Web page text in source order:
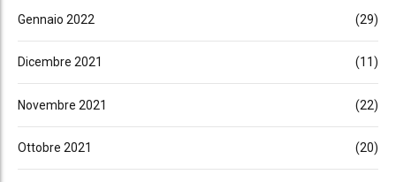
Gennaio 2022 (29)
Dicembre 2021 (11)
Novembre 2021 (22)
Ottobre 2021 (20)